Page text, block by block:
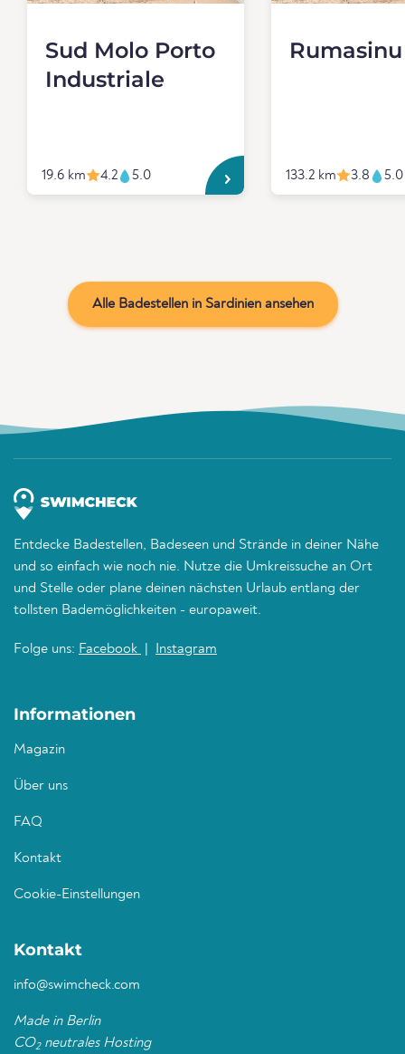
Sud Molo Porto
Industriale
19.6 km 4.2 5.0
Rumasinu
133.2 km 3.8 5.0
Alle Badestellen in Sardinien ansehen
Entdecke Badestellen, Badeseen und Strände in deiner Nähe
und so einfach wie noch nie. Nutze die Umkreissuche an Ort
und Stelle oder plane deinen nächsten Urlaub entlang der
tollsten Bademöglichkeiten - europaweit.
Folge uns: Facebook Instagram
Informationen
Magazin
Über uns
FAQ
Kontakt
Cookie-Einstellungen
Kontakt
info@swimcheck.com
Made in Berlin
CO2neutrales Hosting